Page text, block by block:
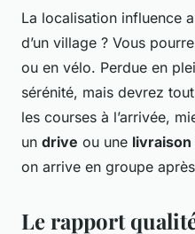
La localisation influence
d’un village ? Vous
ou en vélo. Perdue en
sérénité, mais devrez
les courses à l’arrivée,
un drive ou une livraison
on arrive en groupe
Le rapport